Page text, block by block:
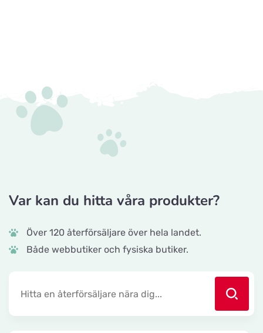
Var kan du hitta våra produkter?
Över 120 återförsäljare över hela landet.
Både webbutiker och fysiska butiker.